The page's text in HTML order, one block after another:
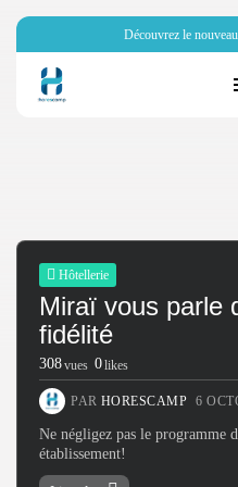
Découvrez le
RECHERCHE
ARTICLES RÉCENTS
Hôtellerie
Miraï vous
Hôtellerie
Miraï vous parle
fidélité
308vues 0likes
PAR HORESCAMP 6
Ne négligez pas le programme
établissement!